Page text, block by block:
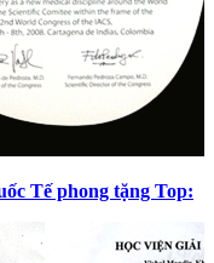
Tế phong tặng Top: